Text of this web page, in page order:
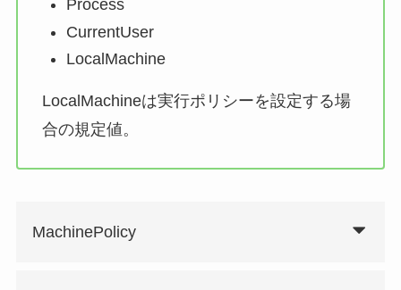
Process
CurrentUser
LocalMachine
LocalMachineは実行ポリシーを設定する場
合の規定値。
MachinePolicy